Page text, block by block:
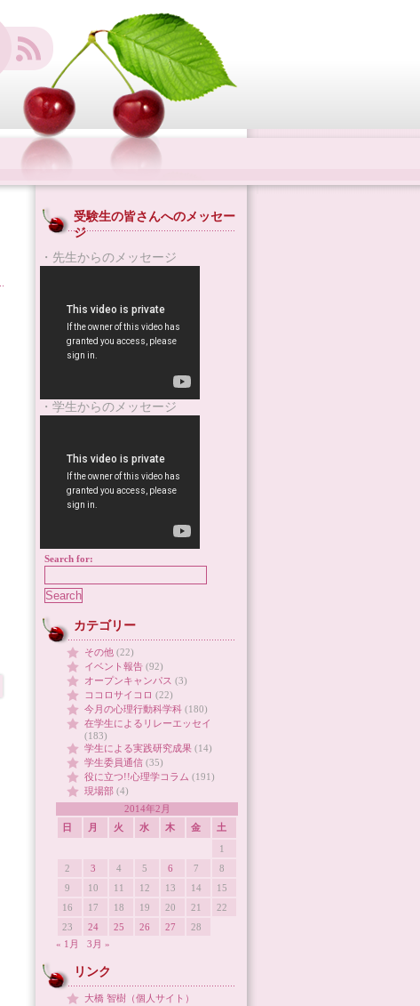
受験生の皆さんへのメッセー
ジ
・先生からのメッセージ
・学生からのメッセージ
Search for:
カテゴリー
その他 (22)
イベント報告 (92)
オープンキャンパス (3)
ココロサイコロ (22)
今月の心理行動科学科 (180)
在学生によるリレーエッセイ
(183)
学生による実践研究成果 (14)
学生委員通信 (35)
役に立つ!!心理学コラム (191)
現場部 (4)
2014年2月
日
月 火 水 木 金
土
1
2
3 4 5 6 7
8
9
10 11 12 13 14
15
16
17 18 19 20 21
22
23
24 25 26 27
28
« 1月
3月 »
リンク
大橋 智樹（個人サイト）